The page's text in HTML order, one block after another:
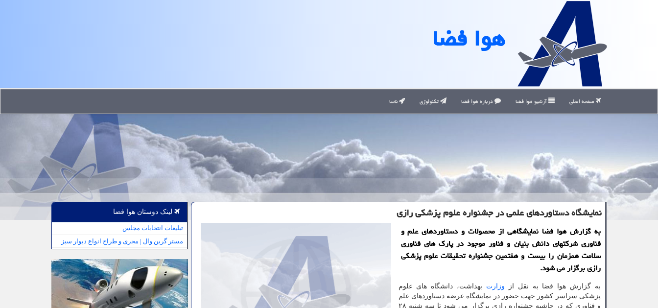
هوا فضا
صفحه اصلی آرشیو هوا فضا درباره هوا فضا تکنولوژی ناسا
نمایشگاه دستاوردهای علمی در جشنواره علوم پزشکی رازی
به گزارش هوا فضا نمایشگاهی از محصولات و دستاوردهای علم و
فناوری شرکتهای دانش بنیان و فناور موجود در پارک های فناوری
سلامت همزمان را بیست و هفتمین جشنواره تحقیقات علوم پزشکی
رازی برگزار می شود.
به گزارش هوا فضا به نقل از وزارت بهداشت، دانشگاه های علوم
پزشکی سراسر کشور جهت حضور در نمایشگاه عرضه دستاوردهای علم
و فناوری که در حاشیه جشنواره رازی برگزار می شود تا سه شنبه ۲۸
لینک دوستان هوا فضا
تبلیغات انتخابات مجلس
مستر گرین وال | مجری و طراح انواع دیوار سبز